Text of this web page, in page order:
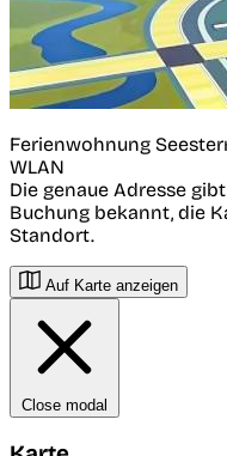
Ferienwohnung
WLAN
Die genaue Adresse
Buchung bekannt, die
Standort.
Auf Karte anzeigen
Close modal